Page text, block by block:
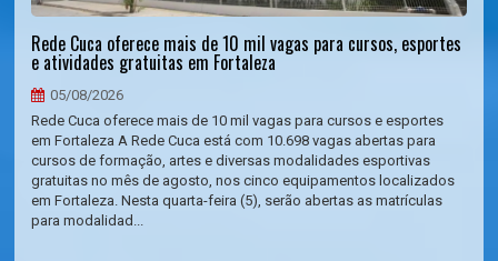
Rede Cuca oferece mais de 10 mil vagas para cursos, esportes
e atividades gratuitas em Fortaleza
05/08/2026
Rede Cuca oferece mais de 10 mil vagas para cursos e esportes
em Fortaleza A Rede Cuca está com 10.698 vagas abertas para
cursos de formação, artes e diversas modalidades esportivas
gratuitas no mês de agosto, nos cinco equipamentos localizados
em Fortaleza. Nesta quarta-feira (5), serão abertas as matrículas
para modalidad...